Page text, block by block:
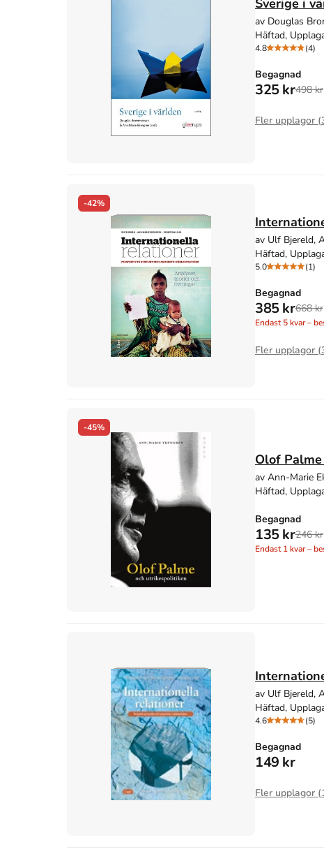
Sverige i
av Douglas
Häftad,
4.8 (4)
Begagnad
325 kr498 kr
Fler upplagor (
-42%
av Ulf Bjereld,
Häftad,
5.0 (1)
Begagnad
385 kr668 kr
Endast5kvar –
Fler upplagor (
-45%
Olof
av Ann-Marie
Häftad,
Begagnad
135 kr246 kr
Endast1kvar –
av Ulf Bjereld,
Häftad,
4.6 (5)
Begagnad
149 kr
Fler upplagor (